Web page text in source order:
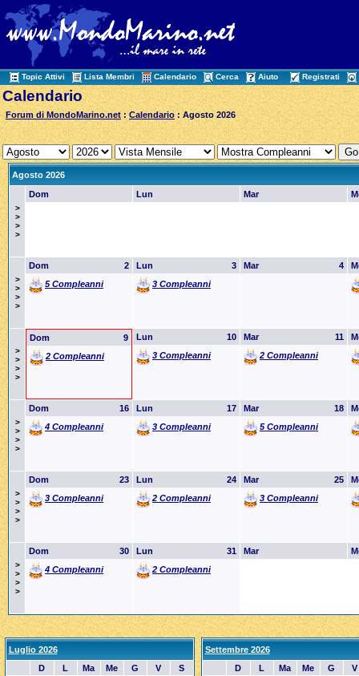
Topic Attivi Lista Membri Calendario Cerca Aiuto Registrati
Calendario
Forum di MondoMarino.net :Calendario : Agosto 2026
Agosto 2026
>
>
>
>
Dom Lun Mar
>
>
>
>
2
Dom
5 Compleanni
3
Lun
3 Compleanni
4
Mar
>
>
>
>
9
Dom
2 Compleanni
10
Lun
3 Compleanni
11
Mar
2 Compleanni
>
>
>
>
16
Dom
4 Compleanni
17
Lun
3 Compleanni
18
Mar
5 Compleanni
>
>
>
>
23
Dom
3 Compleanni
24
Lun
2 Compleanni
25
Mar
3 Compleanni
>
>
>
>
30
Dom
4 Compleanni
31
Lun
2 Compleanni
Mar
Luglio 2026
D
L Ma Me G V S
Settembre 2026
D
L Ma Me G V